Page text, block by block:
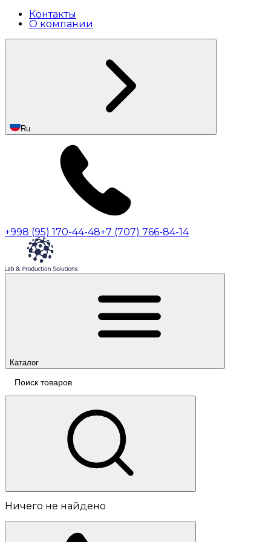
Контакты
О компании
Ru
+998 (95) 170-44-48+7 (707) 766-84-14
Каталог
Ничего не найдено